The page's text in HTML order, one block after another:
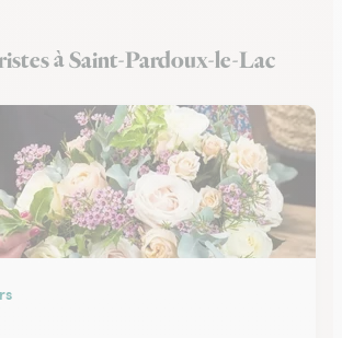
Priest-sous-Aixe
à Saint-Pardoux-le-Lac